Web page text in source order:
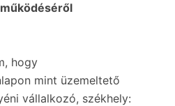
hogy
mint üzemeltető
vállalkozó, székhely: